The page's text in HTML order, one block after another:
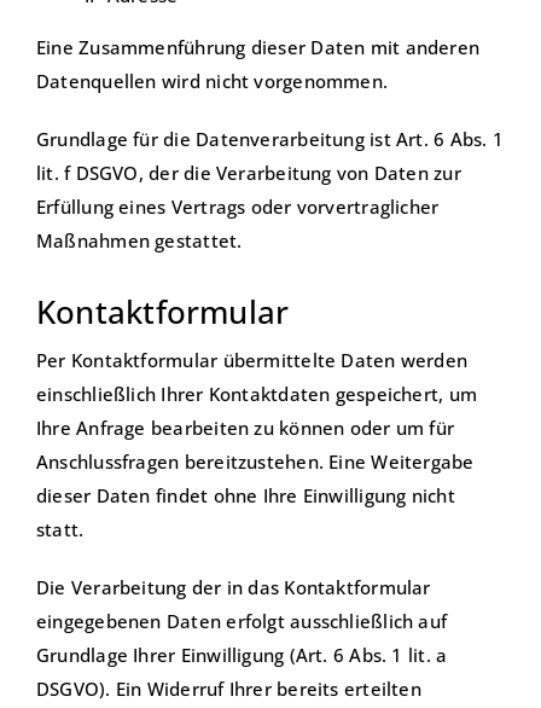
Eine Zusammenführung dieser Daten mit anderen
Datenquellen wird nicht vorgenommen.
Grundlage für die Datenverarbeitung ist Art. 6 Abs. 1
lit. f DSGVO, der die Verarbeitung von Daten zur
Erfüllung eines Vertrags oder vorvertraglicher
Maßnahmen gestattet.
Kontaktformular
Per Kontaktformular übermittelte Daten werden
einschließlich Ihrer Kontaktdaten gespeichert, um
Ihre Anfrage bearbeiten zu können oder um für
Anschlussfragen bereitzustehen. Eine Weitergabe
dieser Daten findet ohne Ihre Einwilligung nicht
statt.
Die Verarbeitung der in das Kontaktformular
eingegebenen Daten erfolgt ausschließlich auf
Grundlage Ihrer Einwilligung (Art. 6 Abs. 1 lit. a
DSGVO). Ein Widerruf Ihrer bereits erteilten